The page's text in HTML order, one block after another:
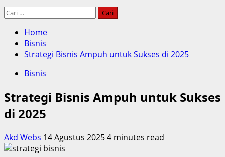
Cari
Home
Bisnis
Strategi Bisnis Ampuh untuk Sukses di 2025
Bisnis
Strategi Bisnis Ampuh untuk Sukses
di 2025
Akd Webs 14 Agustus 20254 minutes read